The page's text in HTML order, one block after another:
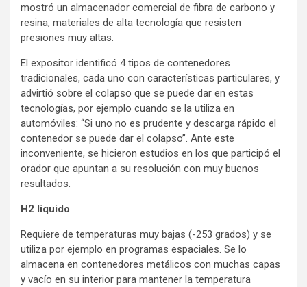
mostró un almacenador comercial de fibra de carbono y
resina, materiales de alta tecnología que resisten
presiones muy altas.
El expositor identificó 4 tipos de contenedores
tradicionales, cada uno con características particulares, y
advirtió sobre el colapso que se puede dar en estas
tecnologías, por ejemplo cuando se la utiliza en
automóviles: “Si uno no es prudente y descarga rápido el
contenedor se puede dar el colapso”. Ante este
inconveniente, se hicieron estudios en los que participó el
orador que apuntan a su resolución con muy buenos
resultados.
H2 líquido
Requiere de temperaturas muy bajas (-253 grados) y se
utiliza por ejemplo en programas espaciales. Se lo
almacena en contenedores metálicos con muchas capas
y vacío en su interior para mantener la temperatura